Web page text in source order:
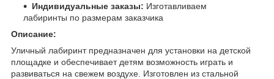
Индивидуальные заказы: Изготавливаем
лабиринты по размерам заказчика
Описание:
Уличный лабиринт предназначен для установки на детской
площадке и обеспечивает детям возможность играть и
развиваться на свежем воздухе. Изготовлен из стальной